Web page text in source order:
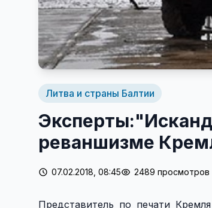
Литва и страны Балтии
реваншизме
07.02.2018, 08:45 2489 просмотров
Представитель по печати